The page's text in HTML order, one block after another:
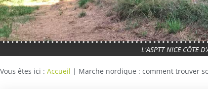
L'ASPTT NICE CÔTE
Vous êtes ici : Accueil | Marche nordique : comment trouver